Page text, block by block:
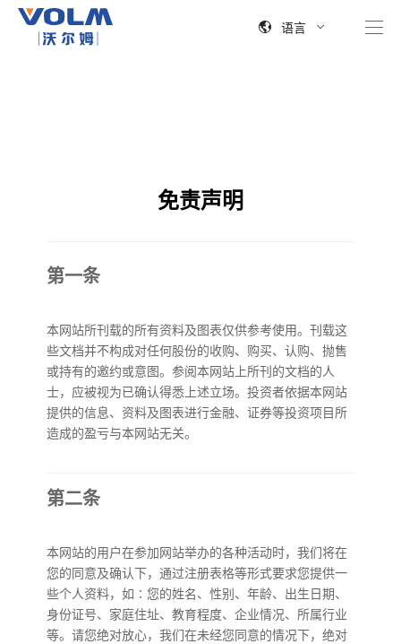
语言
免责声明
第一条
本网站所刊载的所有资料及图表仅供参考使用。刊载这
些文档并不构成对任何股份的收购、购买、认购、抛售
或持有的邀约或意图。参阅本网站上所刊的文档的人
士，应被视为已确认得悉上述立场。投资者依据本网站
提供的信息、资料及图表进行金融、证券等投资项目所
造成的盈亏与本网站无关。
第二条
本网站的用户在参加网站举办的各种活动时，我们将在
您的同意及确认下，通过注册表格等形式要求您提供一
些个人资料，如∶您的姓名、性别、年龄、出生日期、
身份证号、家庭住址、教育程度、企业情况、所属行业
等。请您绝对放心，我们在未经您同意的情况下，绝对